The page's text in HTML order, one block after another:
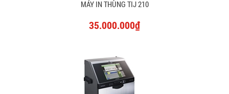
MÁY IN THÙNG TIJ 210
35.000.000₫